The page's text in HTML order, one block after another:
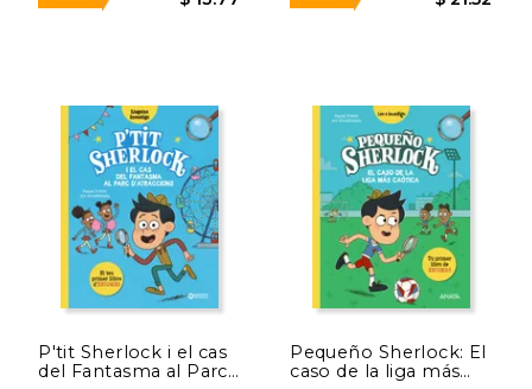
P'tit Sherlock i el cas
del Fantasma al Parc
Pequeño Sherlock: El
caso de la liga más